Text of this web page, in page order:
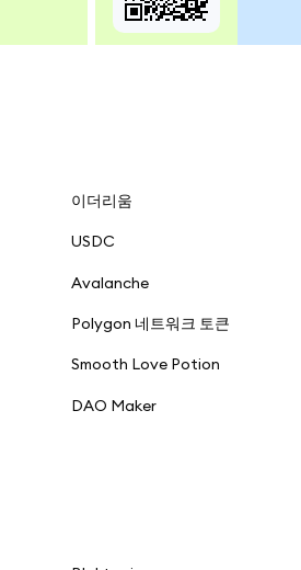
이더리움
USDC
Avalanche
Polygon 네트워크 토큰
Smooth Love Potion
DAO Maker